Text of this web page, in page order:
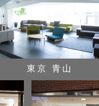
東京 青山